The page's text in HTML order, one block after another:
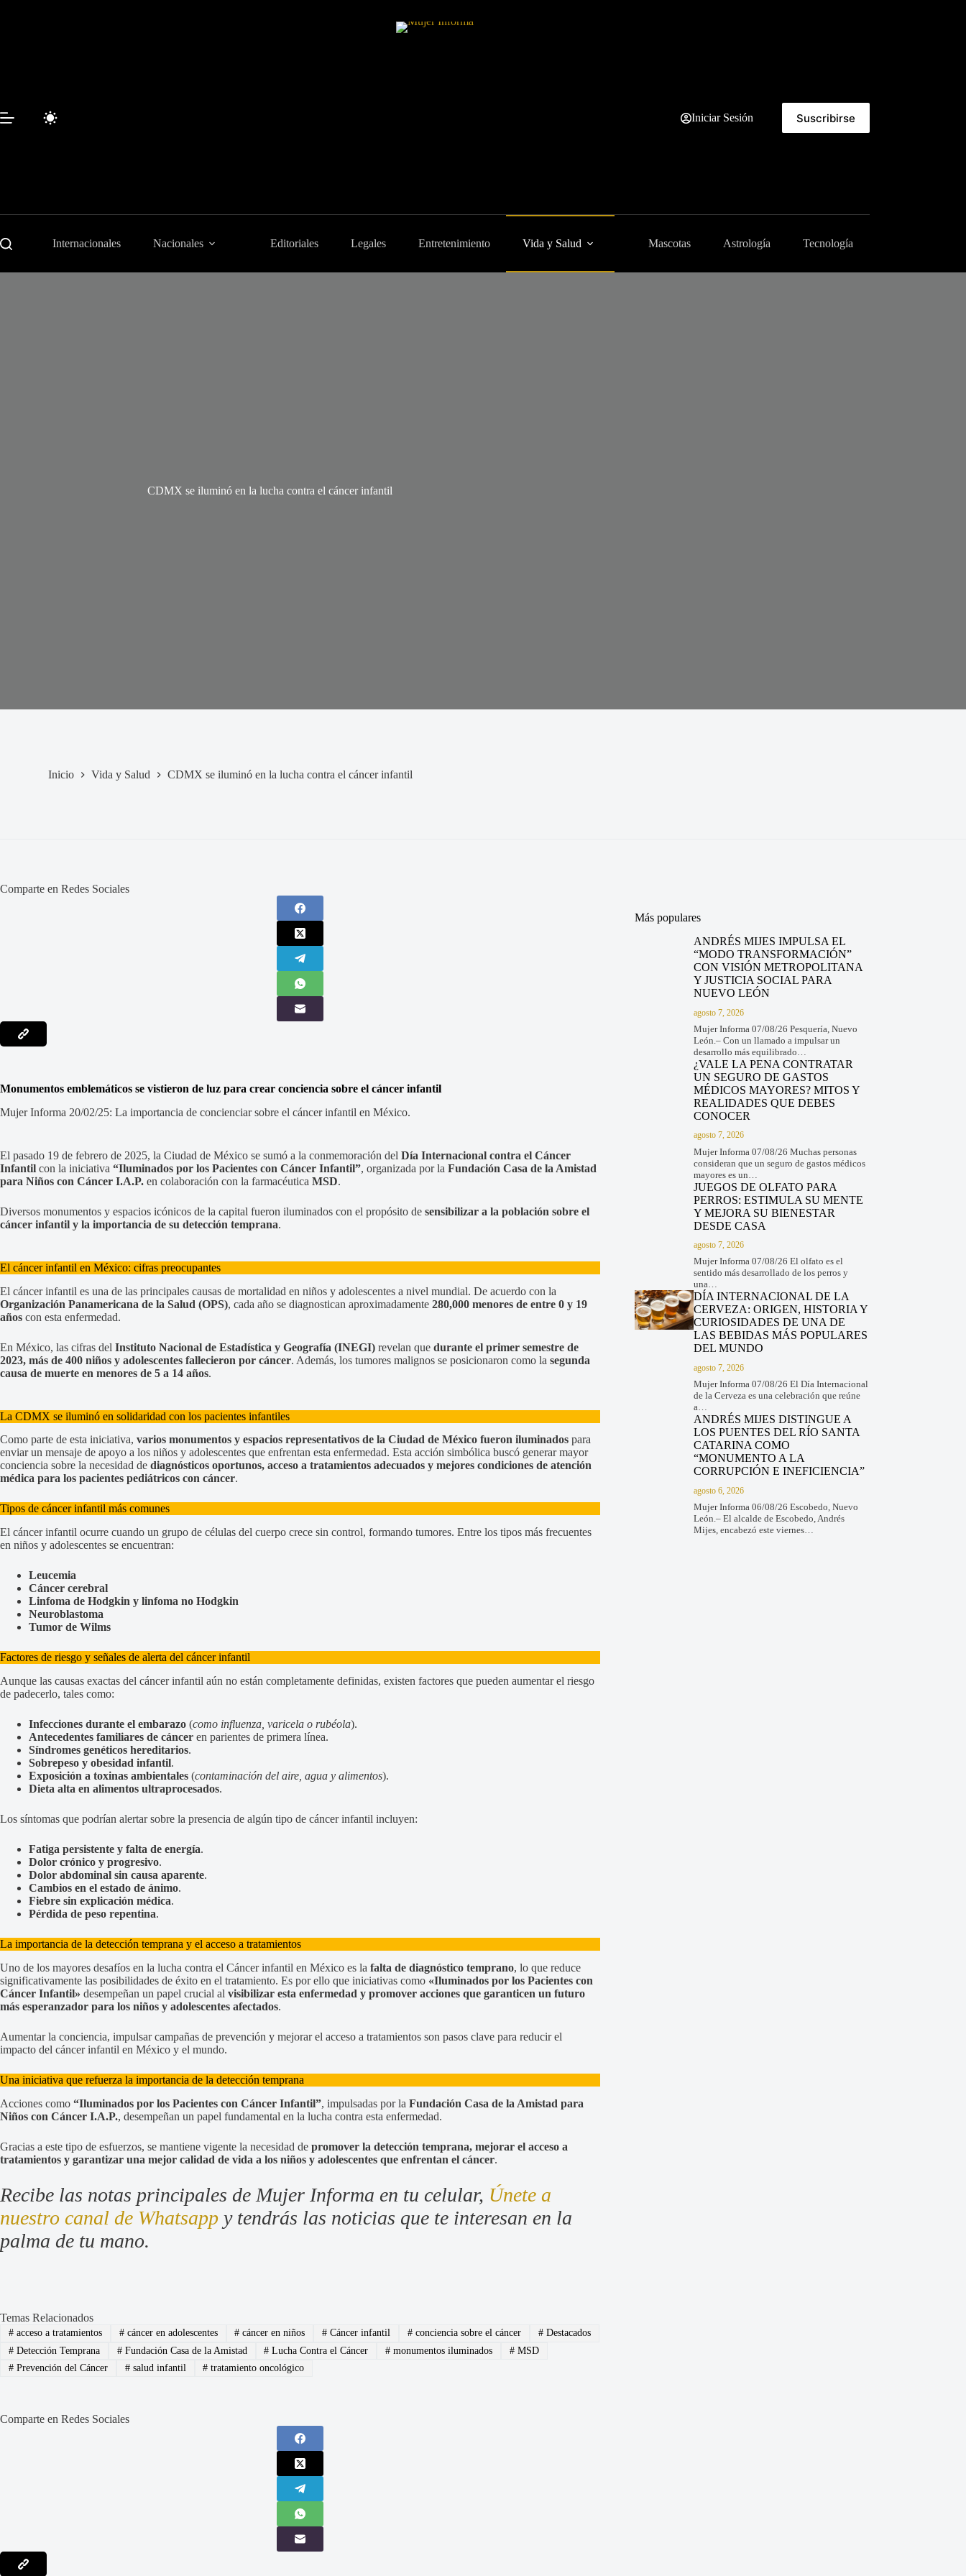
Iniciar Sesión Suscribirse
Internacionales Nacionales Editoriales Legales Entretenimiento Vida y Salud Mascotas Astrología Tecnología
CDMX se iluminó en la lucha contra el cáncer infantil
Inicio Vida y Salud CDMX se iluminó en la lucha contra el cáncer infantil
Comparte en Redes Sociales
Monumentos emblemáticos se vistieron de luz para crear conciencia sobre el cáncer infantil
Mujer Informa 20/02/25: La importancia de concienciar sobre el cáncer infantil en México.
El pasado 19 de febrero de 2025, la Ciudad de México se sumó a la conmemoración del Día Internacional contra el Cáncer
Infantil con la iniciativa “Iluminados por los Pacientes con Cáncer Infantil”, organizada por la Fundación Casa de la Amistad
para Niños con Cáncer I.A.P. en colaboración con la farmacéutica MSD.
Diversos monumentos y espacios icónicos de la capital fueron iluminados con el propósito de sensibilizar a la población sobre el
cáncer infantil y la importancia de su detección temprana.
El cáncer infantil en México: cifras preocupantes
El cáncer infantil es una de las principales causas de mortalidad en niños y adolescentes a nivel mundial. De acuerdo con la
Organización Panamericana de la Salud (OPS), cada año se diagnostican aproximadamente 280,000 menores de entre 0 y 19
años con esta enfermedad.
En México, las cifras del Instituto Nacional de Estadística y Geografía (INEGI) revelan que durante el primer semestre de
2023, más de 400 niños y adolescentes fallecieron por cáncer. Además, los tumores malignos se posicionaron como la segunda
causa de muerte en menores de 5 a 14 años.
La CDMX se iluminó en solidaridad con los pacientes infantiles
Como parte de esta iniciativa, varios monumentos y espacios representativos de la Ciudad de México fueron iluminados para
enviar un mensaje de apoyo a los niños y adolescentes que enfrentan esta enfermedad. Esta acción simbólica buscó generar mayor
conciencia sobre la necesidad de diagnósticos oportunos, acceso a tratamientos adecuados y mejores condiciones de atención
médica para los pacientes pediátricos con cáncer.
Tipos de cáncer infantil más comunes
El cáncer infantil ocurre cuando un grupo de células del cuerpo crece sin control, formando tumores. Entre los tipos más frecuentes
en niños y adolescentes se encuentran:
Leucemia
Cáncer cerebral
Linfoma de Hodgkin y linfoma no Hodgkin
Neuroblastoma
Tumor de Wilms
Factores de riesgo y señales de alerta del cáncer infantil
Aunque las causas exactas del cáncer infantil aún no están completamente definidas, existen factores que pueden aumentar el riesgo
de padecerlo, tales como:
Infecciones durante el embarazo (como influenza, varicela o rubéola).
Antecedentes familiares de cáncer en parientes de primera línea.
Síndromes genéticos hereditarios.
Sobrepeso y obesidad infantil.
Exposición a toxinas ambientales (contaminación del aire, agua y alimentos).
Dieta alta en alimentos ultraprocesados.
Los síntomas que podrían alertar sobre la presencia de algún tipo de cáncer infantil incluyen:
Fatiga persistente y falta de energía.
Dolor crónico y progresivo.
Dolor abdominal sin causa aparente.
Cambios en el estado de ánimo.
Fiebre sin explicación médica.
Pérdida de peso repentina.
La importancia de la detección temprana y el acceso a tratamientos
Uno de los mayores desafíos en la lucha contra el Cáncer infantil en México es la falta de diagnóstico temprano, lo que reduce
significativamente las posibilidades de éxito en el tratamiento. Es por ello que iniciativas como «Iluminados por los Pacientes con
Cáncer Infantil» desempeñan un papel crucial al visibilizar esta enfermedad y promover acciones que garanticen un futuro
más esperanzador para los niños y adolescentes afectados.
Aumentar la conciencia, impulsar campañas de prevención y mejorar el acceso a tratamientos son pasos clave para reducir el
impacto del cáncer infantil en México y el mundo.
Una iniciativa que refuerza la importancia de la detección temprana
Acciones como “Iluminados por los Pacientes con Cáncer Infantil”, impulsadas por la Fundación Casa de la Amistad para
Niños con Cáncer I.A.P., desempeñan un papel fundamental en la lucha contra esta enfermedad.
Gracias a este tipo de esfuerzos, se mantiene vigente la necesidad de promover la detección temprana, mejorar el acceso a
tratamientos y garantizar una mejor calidad de vida a los niños y adolescentes que enfrentan el cáncer.
Recibe las notas principales de Mujer Informa en tu celular, Únete a
nuestro canal de Whatsapp y tendrás las noticias que te interesan en la
palma de tu mano.
Temas Relacionados
#acceso a tratamientos #cáncer en adolescentes # cáncer en niños # Cáncer infantil # conciencia sobre el cáncer #Destacados
#Detección Temprana #Fundación Casa de la Amistad # Lucha Contra el Cáncer # monumentos iluminados # MSD
#Prevención del Cáncer #salud infantil # tratamiento oncológico
Comparte en Redes Sociales
Más populares
ANDRÉS MIJES IMPULSA EL
“MODO TRANSFORMACIÓN”
CON VISIÓN METROPOLITANA
Y JUSTICIA SOCIAL PARA
NUEVO LEÓN
agosto 7, 2026
Mujer Informa 07/08/26 Pesquería, Nuevo
León.– Con un llamado a impulsar un
desarrollo más equilibrado…
¿VALE LA PENA CONTRATAR
UN SEGURO DE GASTOS
MÉDICOS MAYORES? MITOS Y
REALIDADES QUE DEBES
CONOCER
agosto 7, 2026
Mujer Informa 07/08/26 Muchas personas
consideran que un seguro de gastos médicos
mayores es un…
JUEGOS DE OLFATO PARA
PERROS: ESTIMULA SU MENTE
Y MEJORA SU BIENESTAR
DESDE CASA
agosto 7, 2026
Mujer Informa 07/08/26 El olfato es el
sentido más desarrollado de los perros y
una…
DÍA INTERNACIONAL DE LA
CERVEZA: ORIGEN, HISTORIA Y
CURIOSIDADES DE UNA DE
LAS BEBIDAS MÁS POPULARES
DEL MUNDO
agosto 7, 2026
Mujer Informa 07/08/26 El Día Internacional
de la Cerveza es una celebración que reúne
a…
ANDRÉS MIJES DISTINGUE A
LOS PUENTES DEL RÍO SANTA
CATARINA COMO
“MONUMENTO A LA
CORRUPCIÓN E INEFICIENCIA”
agosto 6, 2026
Mujer Informa 06/08/26 Escobedo, Nuevo
León.– El alcalde de Escobedo, Andrés
Mijes, encabezó este viernes…